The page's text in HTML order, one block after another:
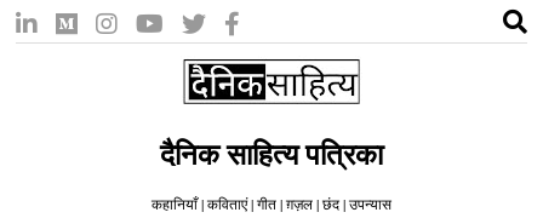
दैनिक साहित्य पत्रिका
कहानियाँ | कविताएं | गीत | ग़ज़ल | छंद | उपन्यास